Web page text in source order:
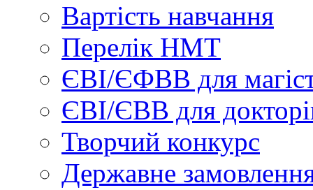
Вартість навчання
Перелік НМТ
ЄВІ/ЄФВВ для
ЄВІ/ЄВВ для
Творчий конкурс
Державне